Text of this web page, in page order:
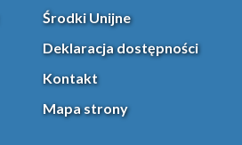
Środki Unijne
Deklaracja dostępności
Kontakt
Mapa strony